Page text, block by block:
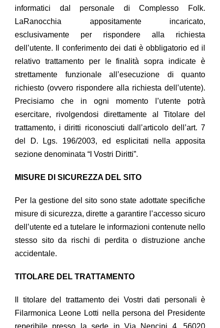
informatici dal personale di Complesso Folk.
LaRanocchia appositamente incaricato,
esclusivamente per rispondere alla richiesta
dell’utente. Il conferimento dei dati è obbligatorio ed il
relativo trattamento per le finalità sopra indicate è
strettamente funzionale all’esecuzione di quanto
richiesto (ovvero rispondere alla richiesta dell’utente).
Precisiamo che in ogni momento l’utente potrà
esercitare, rivolgendosi direttamente al Titolare del
trattamento, i diritti riconosciuti dall’articolo dell’art. 7
del D. Lgs. 196/2003, ed esplicitati nella apposita
sezione denominata “I Vostri Diritti”.
MISURE DI SICUREZZA DEL SITO
Per la gestione del sito sono state adottate specifiche
misure di sicurezza, dirette a garantire l’accesso sicuro
dell’utente ed a tutelare le informazioni contenute nello
stesso sito da rischi di perdita o distruzione anche
accidentale.
TITOLARE DEL TRATTAMENTO
Il titolare del trattamento dei Vostri dati personali è
Filarmonica Leone Lotti nella persona del Presidente
reperibile presso la sede in Via Nencini 4, 56020